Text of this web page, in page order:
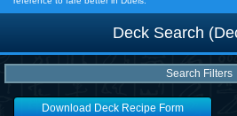
Deck Search
Search Filters
Download Deck Recipe Form